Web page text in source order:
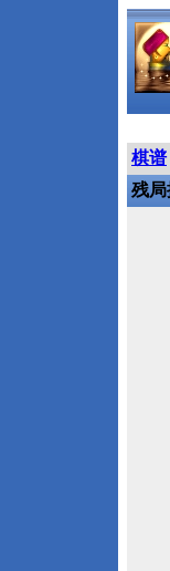
棋谱
残